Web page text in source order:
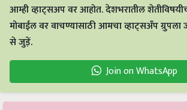
आम्ही व्हाट्सअप वर आहोत. देशभरातील
मोबाईल वर वाचण्यासाठी आमचा व्हाट्सअँप ग्रुपला
से जुड़ें.
Join on WhatsApp